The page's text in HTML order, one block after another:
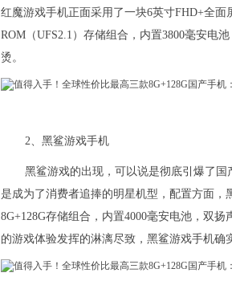
红魔游戏手机正面采用了一块6英寸FHD+全面
ROM（UFS2.1）存储组合，内置3800毫安电
烫。
2、黑鲨游戏手机
黑鲨游戏的出现，可以说是彻底引爆了
是成为了消费者追捧的明星机型，配置方面，
8G+128G存储组合，内置4000毫安电池，双
的游戏体验发挥的淋漓尽致，黑鲨游戏手机确